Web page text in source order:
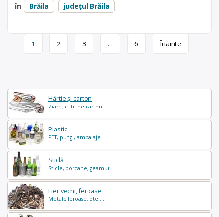
Hârtie și carton
Ziare, cutii de carton...
Plastic
PET, pungi, ambalaje...
Sticlă
Sticle, borcane, geamuri...
Fier vechi, feroase
Metale feroase, otel...
în
Brăila județul Brăila
Page
1 2 3 … 6 Înainte